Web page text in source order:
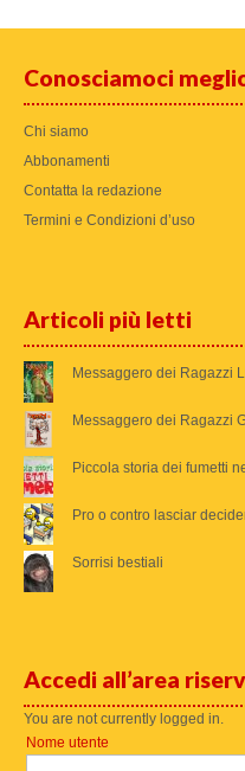
Conosciamoci
Chi siamo
Abbonamenti
Contatta la redazione
Termini e Condizioni d’uso
Articoli più letti
Messaggero dei Ragazzi
Messaggero dei Ragazzi
Piccola storia dei fumetti
Pro o contro lasciar
Sorrisi bestiali
Accedi all’area
You are not currently logged in.
Nome utente